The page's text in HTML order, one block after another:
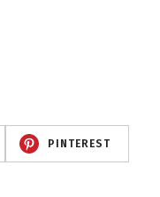
PINTEREST